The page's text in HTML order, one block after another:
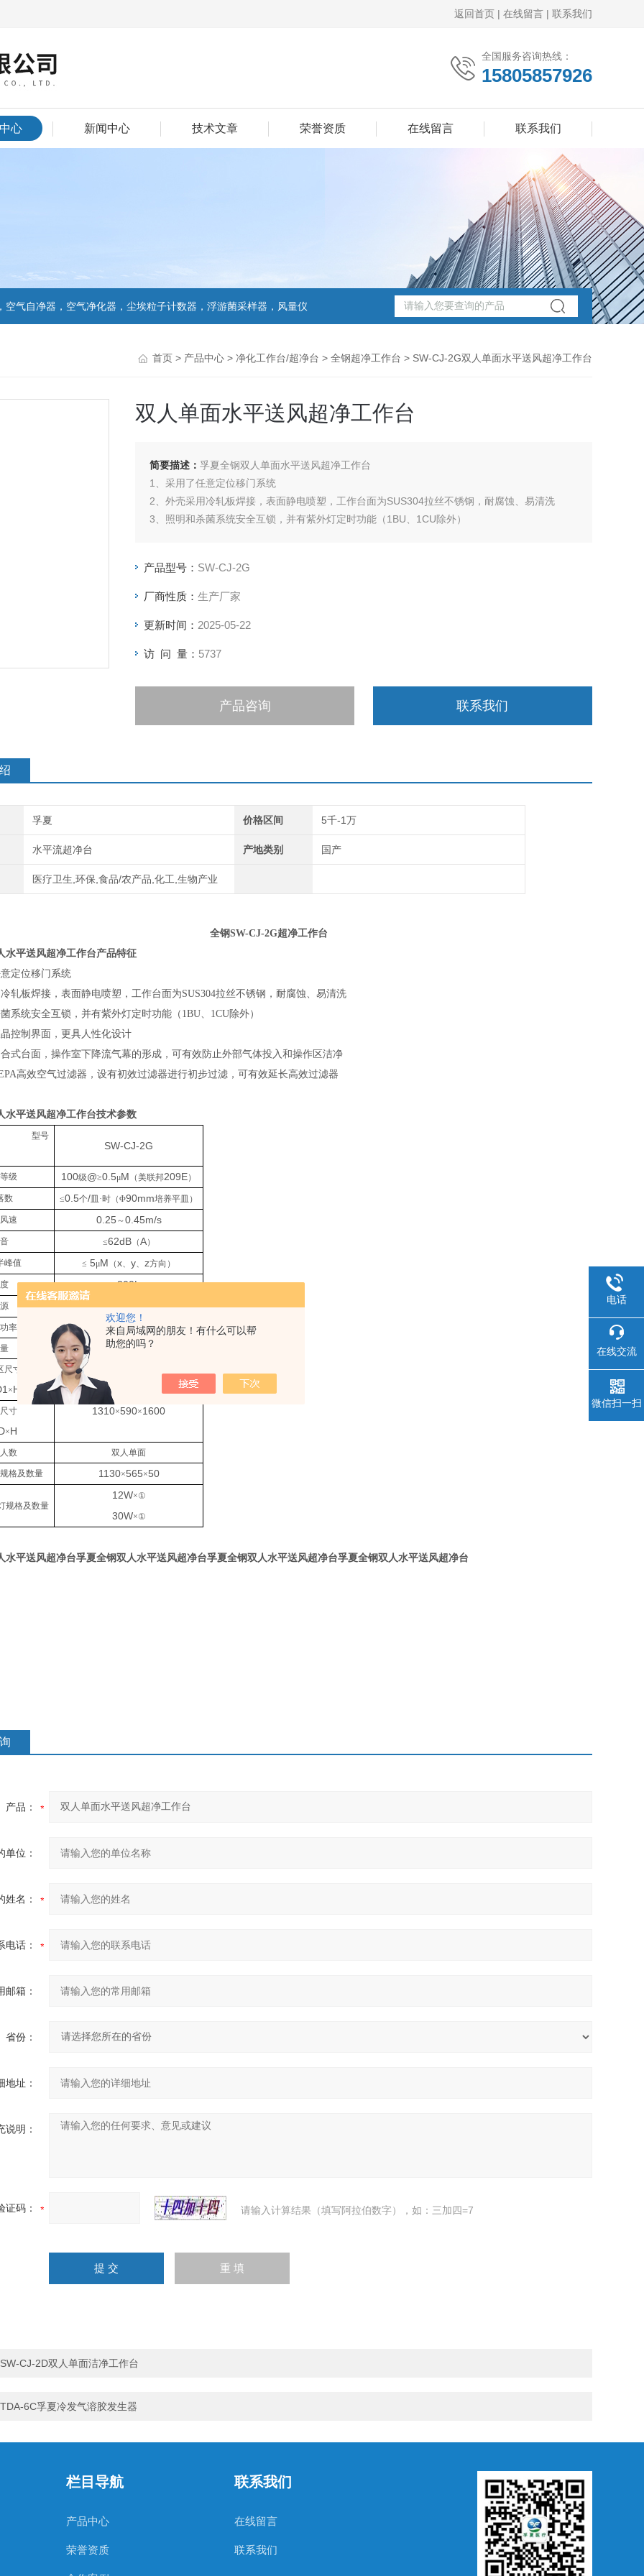
欢迎您！
来自局域网的朋友！有什么可以帮
助您的吗？
返回首页 | 在线留言 | 联系我们
全国服务咨询热线：
15805857926
心 新闻中心 技术文章 荣誉资质 在线留言 联系我们
气自净器，空气净化器，尘埃粒子计数器，浮游菌采样器，风量仪
首页 > 产品中心 > 净化工作台/超净台 > 全钢超净工作台 > SW-CJ-2G双人单面水平送风超净工作台
双人单面水平送风超净工作台
简要描述： 孚夏全钢双人单面水平送风超净工作台
1、采用了任意定位移门系统
2、外壳采用冷轧板焊接，表面静电喷塑，工作台面为SUS304拉丝不锈钢，耐腐蚀、易清洗
3、照明和杀菌系统安全互锁，并有紫外灯定时功能（1BU、1CU除外）
产品型号： SW-CJ-2G
厂商性质： 生产厂家
更新时间： 2025-05-22
访 问 量： 5737
产品咨询 联系我们
孚夏 价格区间 5千-1万
水平流超净台 产地类别 国产
医疗卫生,环保,食品/农产品,化工,生物产业
全钢SW-CJ-2G超净工作台
水平送风超净工作台产品特征
定位移门系统
轧板焊接，表面静电喷塑，工作台面为SUS304拉丝不锈钢，耐腐蚀、易清洗
系统安全互锁，并有紫外灯定时功能（ 1BU、 1CU除外）
控制界面，更具人性化设计
式台面，操作室下降流气幕的形成，可有效防止外部气体投入和操作区洁净
高效空气过滤器，设有初效过滤器进行初步过滤，可有效延长高效过滤器
水平送风超净工作台技术参数
型号
SW-CJ-2G
级 100级@≥0.5μM （美联邦209E）
数 ≤0.5个/ 皿 ·时（Φ90mm培养平皿）
速 0.25 ～0.45m/s
≤62dB（A）
峰值 ≤ 5μM （x、y、z方向）
≥300Lx
AC单相220V/50Hz
率 500W
110kg
尺寸
×H1
寸
×H
1310×590×1600
数 双人单面
格及数量 1130×565×50
规格及数量
12W×①
30W×①
水平送风超净台孚夏全钢双人水平送风超净台孚夏全钢双人水平送风超净台孚夏全钢双人水平送风超净台
产品：
单位：
姓名：
电话：
邮箱：
省份：
地址：
说明：
证码： 请输入计算结果（填写阿拉伯数字），如：三加四=7
SW-CJ-2D双人单面洁净工作台
TDA-6C孚夏冷发气溶胶发生器
栏目导航
产品中心
荣誉资质
联系我们
在线留言
联系我们
电话
在线交流
微信扫一扫